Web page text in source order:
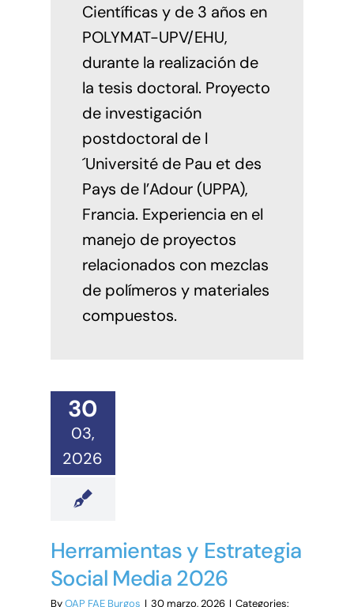
Científicas y de 3 años en
POLYMAT-UPV/EHU,
durante la realización de
la tesis doctoral. Proyecto
de investigación
postdoctoral de l
´Université de Pau et des
Pays de l’Adour (UPPA),
Francia. Experiencia en el
manejo de proyectos
relacionados con mezclas
de polímeros y materiales
compuestos.
30
03,
2026
Herramientas y Estrategia
Social Media 2026
ByOAP FAE Burgos | 30 marzo, 2026 | Categories: